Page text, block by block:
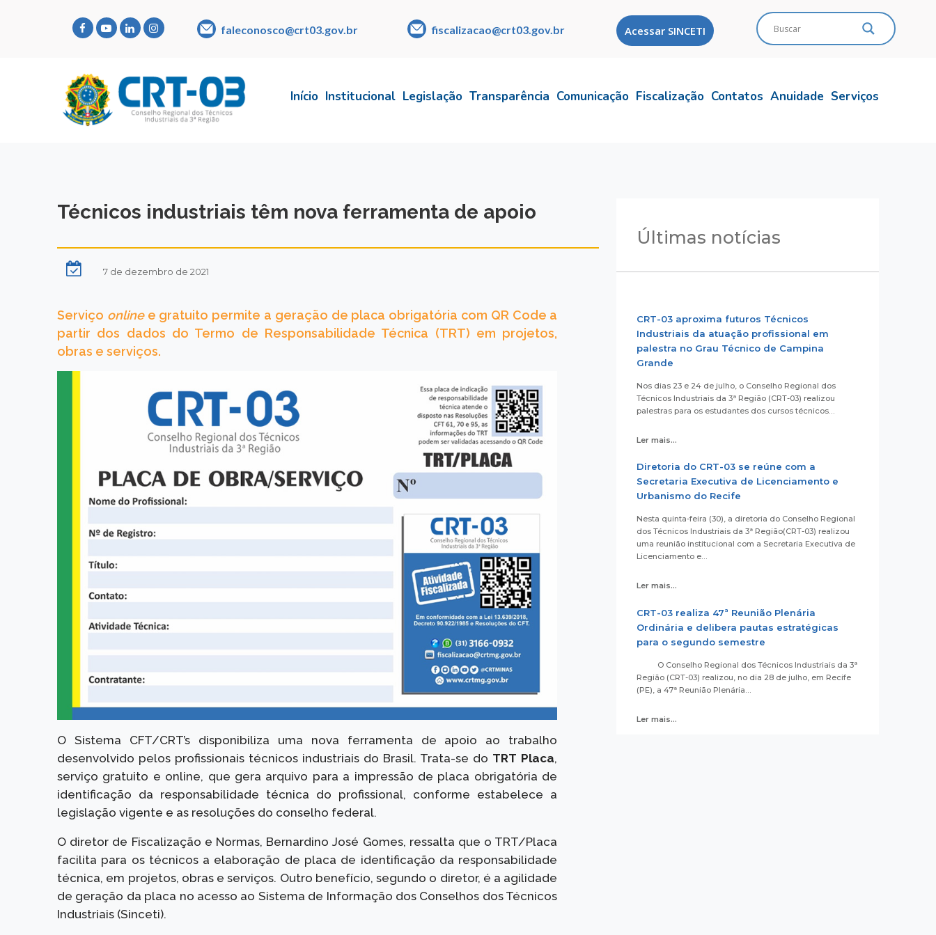
faleconosco@crt03.gov.br fiscalizacao@crt03.gov.br Acessar SINCETI
Início Institucional Legislação Transparência Comunicação Fiscalização Contatos Anuidade Serviços
Técnicos industriais têm nova ferramenta de apoio
7 de dezembro de 2021
Serviço onlinee gratuito permite a geração de placa obrigatória com QR Code a
partir dos dados do Termo de Responsabilidade Técnica (TRT) em projetos,
obras e serviços.
O Sistema CFT/CRT’s disponibiliza uma nova ferramenta de apoio ao trabalho
desenvolvido pelos profissionais técnicos industriais do Brasil. Trata-se do TRT Placa,
serviço gratuito e online, que gera arquivo para a impressão de placa obrigatória de
identificação da responsabilidade técnica do profissional, conforme estabelece a
legislação vigente e as resoluções do conselho federal.
O diretor de Fiscalização e Normas, Bernardino José Gomes, ressalta que o TRT/Placa
facilita para os técnicos a elaboração de placa de identificação da responsabilidade
técnica, em projetos, obras e serviços. Outro benefício, segundo o diretor, é a agilidade
de geração da placa no acesso ao Sistema de Informação dos Conselhos dos Técnicos
Industriais (Sinceti).
Últimas notícias
CRT-03 aproxima futuros Técnicos
Industriais da atuação profissional em
palestra no Grau Técnico de Campina
Grande
Nos dias 23 e 24 de julho, o Conselho Regional dos
Técnicos Industriais da 3ª Região (CRT-03) realizou
palestras para os estudantes dos cursos técnicos…
Ler mais...
Diretoria do CRT-03 se reúne com a
Secretaria Executiva de Licenciamento e
Urbanismo do Recife
Nesta quinta-feira (30), a diretoria do Conselho Regional
dos Técnicos Industriais da 3ª Região(CRT-03) realizou
uma reunião institucional com a Secretaria Executiva de
Licenciamento e…
Ler mais...
CRT-03 realiza 47ª Reunião Plenária
Ordinária e delibera pautas estratégicas
para o segundo semestre
O Conselho Regional dos Técnicos Industriais da 3ª
Região (CRT-03) realizou, no dia 28 de julho, em Recife
(PE), a 47ª Reunião Plenária…
Ler mais...